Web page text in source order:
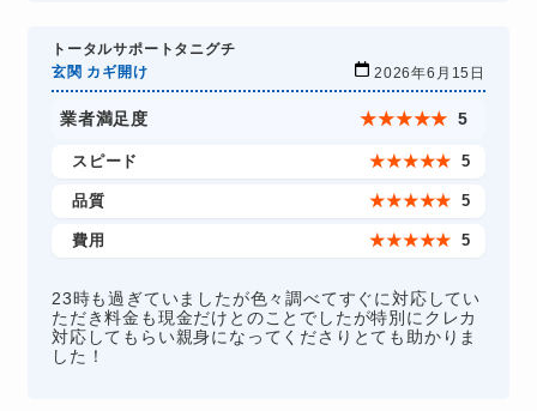
トータルサポートタニグチ
玄関 カギ開け
2026年6月15日
業者満足度 ★★★★★ 5
スピード ★★★★★ 5
品質 ★★★★★ 5
費用 ★★★★★ 5
23時も過ぎていましたが色々調べてすぐに対応してい
ただき料金も現金だけとのことでしたが特別にクレカ
対応してもらい親身になってくださりとても助かりま
した！